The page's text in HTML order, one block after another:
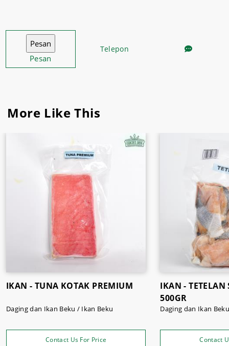
dengan kebutuhan masakan Anda.
Pesan
Telepon
More Like This
IKAN - TUNA KOTAK PREMIUM
Daging dan Ikan Beku / Ikan Beku
Contact Us For Price
IKAN -
500GR
Daging dan Ikan
Contact